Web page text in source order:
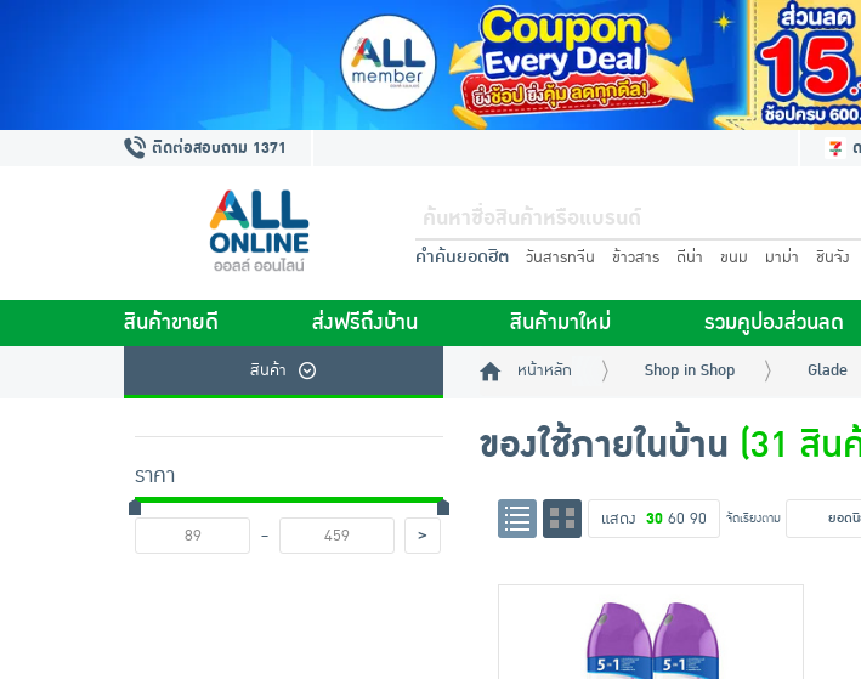
ติดต่อสอบถาม 1371
คำค้นยอดฮิต วันสารทจีน ข้าวสาร ดีน่า ขนม มาม่า ชินจัง
สินค้าขายดี ส่งฟรีถึงบ้าน สินค้ามาใหม่ รวมคูปองส่วนลด
สินค้า หน้าหลัก Shop in Shop Glade
ราคา
-
>
ของใช้ภายในบ้าน (31 สิน
แสดง 30 60 90 จัดเรียงตาม ยอด